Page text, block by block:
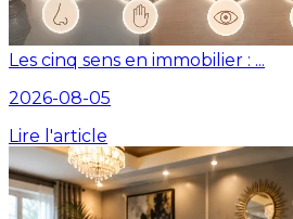
Les cinq sens en immobilier : ...
2026-08-05
Lire l'article